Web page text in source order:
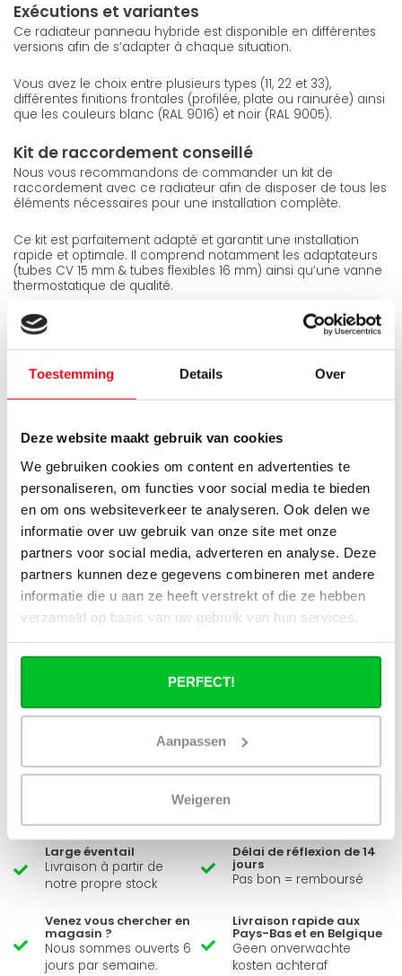
Toestemming Details Over
Deze website maakt gebruik van cookies
We gebruiken cookies om content en advertenties te
personaliseren, om functies voor social media te bieden
en om ons websiteverkeer te analyseren. Ook delen we
informatie over uw gebruik van onze site met onze
partners voor social media, adverteren en analyse. Deze
partners kunnen deze gegevens combineren met andere
informatie die u aan ze heeft verstrekt of die ze hebben
verzameld op basis van uw gebruik van hun services.
PERFECT!
Aanpassen
Weigeren
Exécutions et variantes
Ce radiateur panneau hybride est disponible en différentes
versions afin de s’adapter à chaque situation.
Vous avez le choix entre plusieurs types (11, 22 et 33),
différentes finitions frontales (profilée, plate ou rainurée) ainsi
que les couleurs blanc (RAL 9016) et noir (RAL 9005).
Kit de raccordement conseillé
Nous vous recommandons de commander un kit de
raccordement avec ce radiateur afin de disposer de tous les
éléments nécessaires pour une installation complète.
Ce kit est parfaitement adapté et garantit une installation
rapide et optimale. Il comprend notamment les adaptateurs
(tubes CV 15 mm & tubes flexibles 16 mm) ainsi qu’une vanne
thermostatique de qualité.
Vous trouverez ce kit dans les produits associés.
Grilles latérales et supérieures pré-montées
Consoles de fixation murale
Purgeur orientable 1/2"
Garantie
Ce radiateur bénéficie d’une garantie fabricant de 10 ans.
Spécifications
Numéro de l'article 354400800
All specifications
Avez-vous une question à propos de se produit.
Simon est heureux de vous aider et peut répondre à
Large éventail
Livraison à partir de
notre propre stock
Délai de réflexion de 14
jours
Pas bon = remboursé
Venez vous chercher en
magasin ?
Nous sommes ouverts 6
jours par semaine.
Livraison rapide aux
Pays-Bas et en Belgique
Geen onverwachte
kosten achteraf